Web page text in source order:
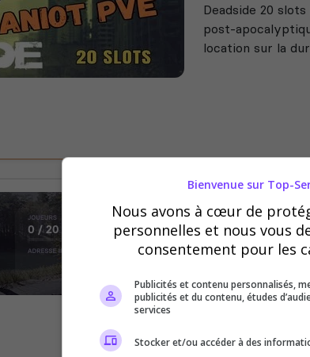
Deadside 20
post-
location sur la
FR Survie PVE
Bienvenue sur
vous même.
Bienvenue sur Top-
Nous avons à cœur de
personnelles et nous vous
consentement pour les
Publicités et contenu personnalisés,
publicités et du contenu, études
services
Stocker et/ou accéder à des